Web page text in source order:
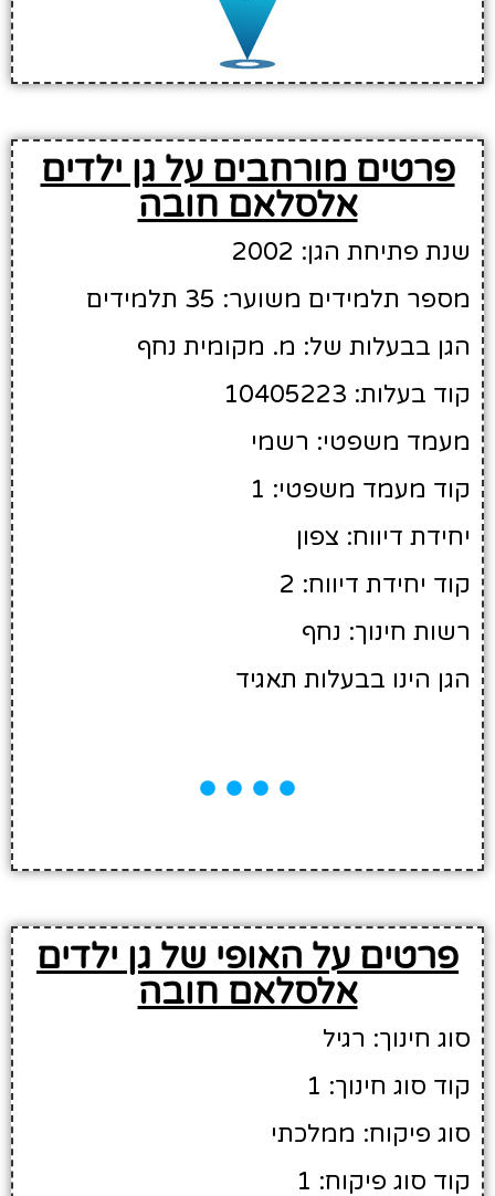
פרטים מורחבים על גן ילדים
אלסלאם חובה
שנת פתיחת הגן: 2002
מספר תלמידים משוער: 35 תלמידים
הגן בבעלות של: מ. מקומית נחף
קוד בעלות: 10405223
מעמד משפטי: רשמי
קוד מעמד משפטי: 1
יחידת דיווח: צפון
קוד יחידת דיווח: 2
רשות חינוך: נחף
הגן הינו בבעלות תאגיד
פרטים על האופי של גן ילדים
אלסלאם חובה
סוג חינוך: רגיל
קוד סוג חינוך: 1
סוג פיקוח: ממלכתי
קוד סוג פיקוח: 1